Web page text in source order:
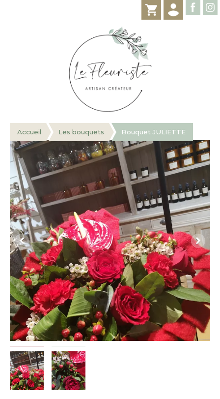
Accueil Les bouquets Bouquet JULIETTE